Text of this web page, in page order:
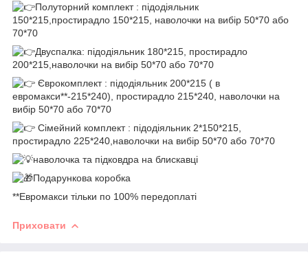
Полуторний комплект : підодіяльник
150*215,простирадло 150*215, наволочки на вибір 50*70 або
70*70
Двуспалка: підодіяльник 180*215, простирадло
200*215,наволочки на вибір 50*70 або 70*70
Єврокомплект : підодіяльник 200*215 ( в
евромакси**-215*240), простирадло 215*240, наволочки на
вибір 50*70 або 70*70
Сімейний комплект : підодіяльник 2*150*215,
простирадло 225*240,наволочки на вибір 50*70 або 70*70
наволочка та підковдра на блискавці
Подарункова коробка
**Евромакси тільки по 100% передоплаті
Приховати